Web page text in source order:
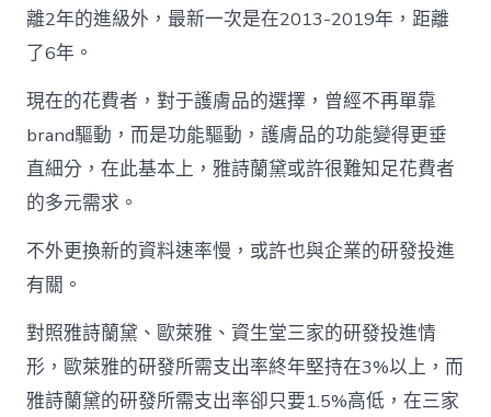
離2年的進級外，最新一次是在2013-2019年，距離
了6年。
現在的花費者，對于護膚品的選擇，曾經不再單靠
brand驅動，而是功能驅動，護膚品的功能變得更垂
直細分，在此基本上，雅詩蘭黛或許很難知足花費者
的多元需求。
不外更換新的資料速率慢，或許也與企業的研發投進
有關。
對照雅詩蘭黛、歐萊雅、資生堂三家的研發投進情
形，歐萊雅的研發所需支出率終年堅持在3%以上，而
雅詩蘭黛的研發所需支出率卻只要1.5%高低，在三家